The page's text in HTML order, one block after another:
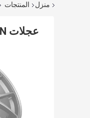
منزل المنتجات
عجلات LTN فضية لامعة روتيفورم